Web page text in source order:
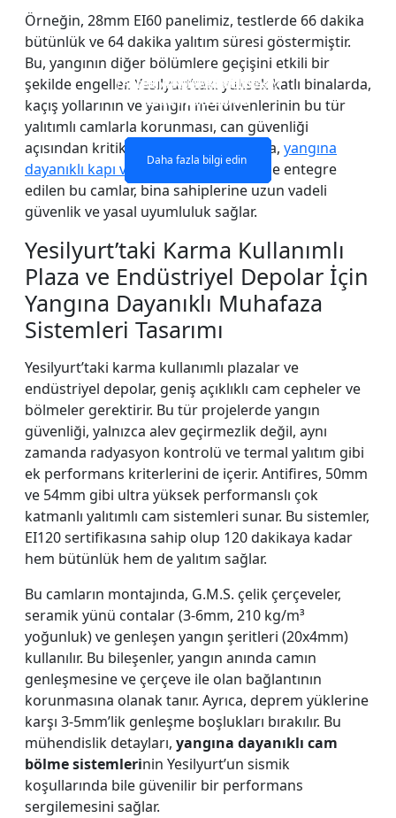
TEK KATLI YANGINA
DAYANIKLI CAM
Daha fazla bilgi edin
ÇİFT KATLI YANGINA
DAYANIKLI CAM
Daha fazla bilgi edin
YANMAZ CAM PENCERE
VE KAPILAR
Daha fazla bilgi edin
YANGINA DAYANIKLI CAM
BÖLME DUVAR
Daha fazla bilgi edin
Örneğin, 28mm EI60 panelimiz, testlerde 66 dakika
bütünlük ve 64 dakika yalıtım süresi göstermiştir.
Bu, yangının diğer bölümlere geçişini etkili bir
şekilde engeller. Yesilyurt’taki yüksek katlı binalarda,
kaçış yollarının ve yangın merdivenlerinin bu tür
yalıtımlı camlarla korunması, can güvenliği
açısından kritik öneme sahiptir. Ayrıca, yangına
dayanıklı kapı ve pencere sistemleri
ile entegre
edilen bu camlar, bina sahiplerine uzun vadeli
güvenlik ve yasal uyumluluk sağlar.
Yesilyurt’taki Karma Kullanımlı
Plaza ve Endüstriyel Depolar İçin
Yangına Dayanıklı Muhafaza
Sistemleri Tasarımı
Yesilyurt’taki karma kullanımlı plazalar ve
endüstriyel depolar, geniş açıklıklı cam cepheler ve
bölmeler gerektirir. Bu tür projelerde yangın
güvenliği, yalnızca alev geçirmezlik değil, aynı
zamanda radyasyon kontrolü ve termal yalıtım gibi
ek performans kriterlerini de içerir. Antifires, 50mm
ve 54mm gibi ultra yüksek performanslı çok
katmanlı yalıtımlı cam sistemleri sunar. Bu sistemler,
EI120 sertifikasına sahip olup 120 dakikaya kadar
hem bütünlük hem de yalıtım sağlar.
Bu camların montajında, G.M.S. çelik çerçeveler,
seramik yünü contalar (3-6mm, 210 kg/m³
yoğunluk) ve genleşen yangın şeritleri (20x4mm)
kullanılır. Bu bileşenler, yangın anında camın
genleşmesine ve çerçeve ile olan bağlantının
korunmasına olanak tanır. Ayrıca, deprem yüklerine
karşı 3-5mm’lik genleşme boşlukları bırakılır. Bu
mühendislik detayları, yangına dayanıklı cam
bölme sistemlerinin Yesilyurt’un sismik
koşullarında bile güvenilir bir performans
sergilemesini sağlar.